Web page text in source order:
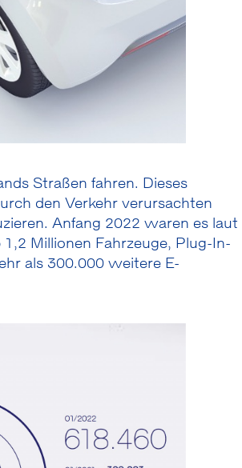
Straßen fahren. Dieses
den Verkehr verursachten
Anfang 2022 waren es laut
Millionen Fahrzeuge, Plug-In-
als 300.000 weitere E-